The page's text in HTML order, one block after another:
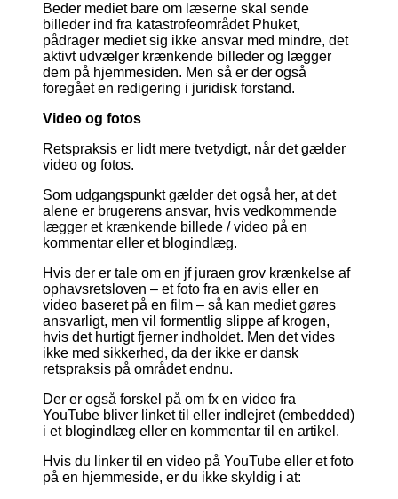
Beder mediet bare om læserne skal sende
billeder ind fra katastrofeområdet Phuket,
pådrager mediet sig ikke ansvar med mindre, det
aktivt udvælger krænkende billeder og lægger
dem på hjemmesiden. Men så er der også
foregået en redigering i juridisk forstand.
Video og fotos
Retspraksis er lidt mere tvetydigt, når det gælder
video og fotos.
Som udgangspunkt gælder det også her, at det
alene er brugerens ansvar, hvis vedkommende
lægger et krænkende billede / video på en
kommentar eller et blogindlæg.
Hvis der er tale om en jf juraen grov krænkelse af
ophavsretsloven – et foto fra en avis eller en
video baseret på en film – så kan mediet gøres
ansvarligt, men vil formentlig slippe af krogen,
hvis det hurtigt fjerner indholdet. Men det vides
ikke med sikkerhed, da der ikke er dansk
retspraksis på området endnu.
Der er også forskel på om fx en video fra
YouTube bliver linket til eller indlejret (embedded)
i et blogindlæg eller en kommentar til en artikel.
Hvis du linker til en video på YouTube eller et foto
på en hjemmeside, er du ikke skyldig i at: